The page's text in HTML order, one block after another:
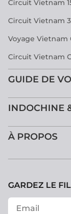
Circuit Vietnam
Circuit Vietnam
Voyage Vietnam
Circuit Vietnam
GUIDE DE
INDOCHINE
À PROPOS
GARDEZ LE